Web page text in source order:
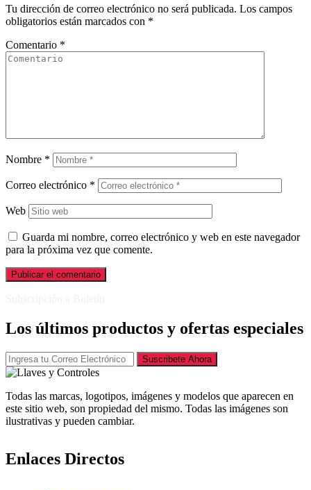
Tu dirección de correo electrónico no será publicada. Los campos
obligatorios están marcados con *
Comentario *
Nombre *
Correo electrónico *
Web
Guarda mi nombre, correo electrónico y web en este navegador
para la próxima vez que comente.
Los últimos productos y ofertas especiales
Suscribete Ahora
Todas las marcas, logotipos, imágenes y modelos que aparecen en
este sitio web, son propiedad del mismo. Todas las imágenes son
ilustrativas y pueden cambiar.
Enlaces Directos